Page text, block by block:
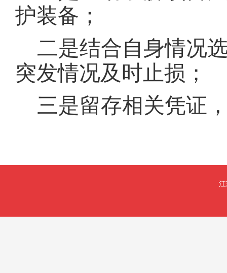
护装备；
二是结合自身情况
突发情况及时止损；
三是留存相关凭证